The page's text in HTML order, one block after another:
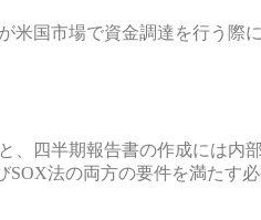
米国市場で資金調達を行う際
、四半期報告書の作成には内
SOX法の両方の要件を満たす